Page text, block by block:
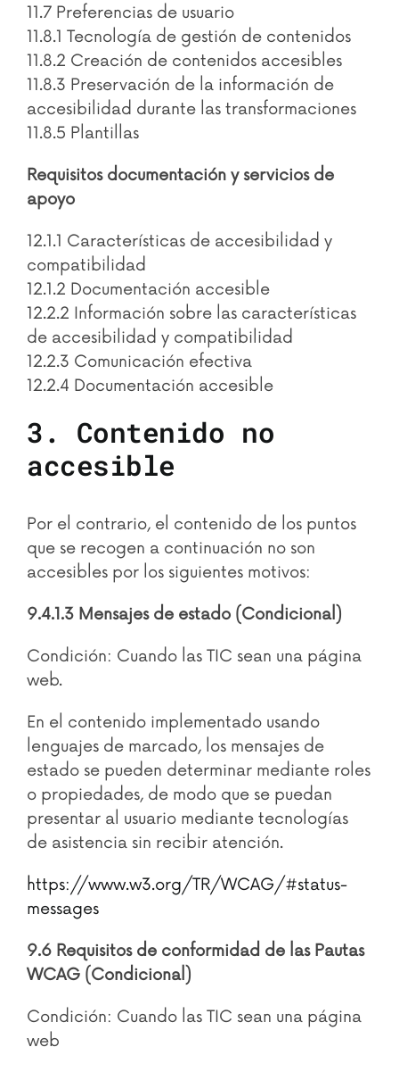
11.7 Preferencias de usuario
11.8.1 Tecnología de gestión de contenidos
11.8.2 Creación de contenidos accesibles
11.8.3 Preservación de la información de
accesibilidad durante las transformaciones
11.8.5 Plantillas
Requisitos documentación y servicios de
apoyo
12.1.1 Características de accesibilidad y
compatibilidad
12.1.2 Documentación accesible
12.2.2 Información sobre las características
de accesibilidad y compatibilidad
12.2.3 Comunicación efectiva
12.2.4 Documentación accesible
3. Contenido no
accesible
Por el contrario, el contenido de los puntos
que se recogen a continuación no son
accesibles por los siguientes motivos:
9.4.1.3 Mensajes de estado (Condicional)
Condición: Cuando las TIC sean una página
web.
En el contenido implementado usando
lenguajes de marcado, los mensajes de
estado se pueden determinar mediante roles
o propiedades, de modo que se puedan
presentar al usuario mediante tecnologías
de asistencia sin recibir atención.
https://www.w3.org/TR/WCAG/#status-
messages
9.6 Requisitos de conformidad de las Pautas
WCAG (Condicional)
Condición: Cuando las TIC sean una página
web